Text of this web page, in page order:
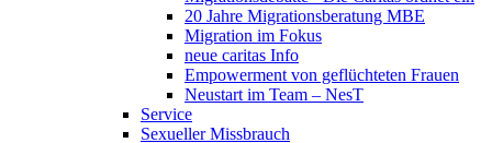
20 Jahre Migrationsberatung MBE
Migration im Fokus
neue caritas Info
Empowerment von geflüchteten Frauen
Neustart im Team – NesT
Service
Sexueller Missbrauch